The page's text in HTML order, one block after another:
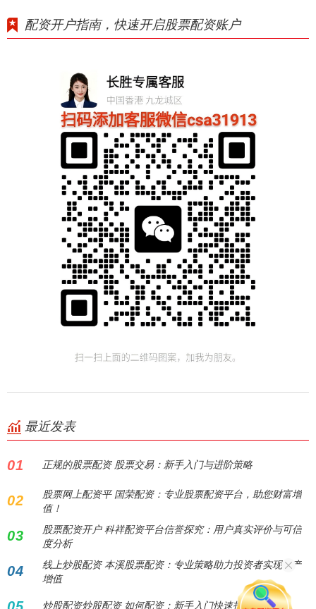
配资开户指南，快速开启股票配资账户
最近发表
01 正规的股票配资 股票交易：新手入门与进阶策略
02
股票网上配资平 国荣配资：专业股票配资平台，助您财富增
值！
03
股票配资开户 科祥配资平台信誉探究：用户真实评价与可信
度分析
04
线上炒股配资 本溪股票配资：专业策略助力投资者实现资产
增值
05 炒股配资炒股配资 如何配资：新手入门快速指南